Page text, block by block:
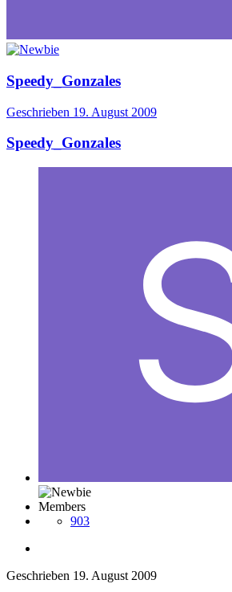
Speedy_Gonzales
Geschrieben 19. August 2009
Speedy_Gonzales
Members
903
Geschrieben 19. August 2009